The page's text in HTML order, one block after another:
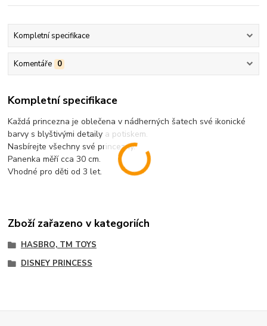
Kompletní specifikace
Komentáře 0
Kompletní specifikace
Každá princezna je oblečena v nádherných šatech své ikonické
barvy s blyštivými detaily a potiskem.
Nasbírejte všechny své princezny.
Panenka měří cca 30 cm.
Vhodné pro děti od 3 let.
Zboží zařazeno v kategoriích
HASBRO, TM TOYS
DISNEY PRINCESS